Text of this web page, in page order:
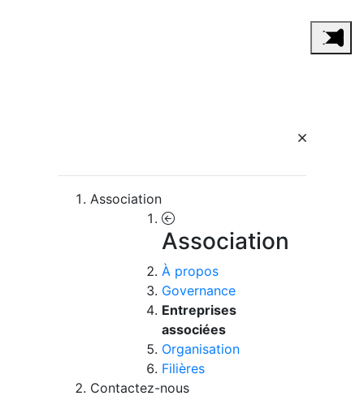
Association
Association
À propos
Governance
Entreprises
associées
Organisation
Filières
Contactez-nous